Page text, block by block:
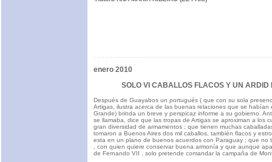
enero 2010
SOLO VI CABALLOS FLACOS Y UN ARDID
Después de Guayabos un portugués ( que con su sola
Artigas, ilustra acerca de las buenas relaciones que se habían
Grande) brinda un breve y perspicaz informe a su gobierno.
se llamaba, dice que las tropas de Artigas se aproximan a los
gran diversidad de armamentos ; que tienen muchas
tomaron a Buenos Aires dos mil caballos, también flacos y
esta en un plano de buenos acuerdos con Paraguay ; que no
, con quien quiere conservar buena armonía y que aunque
de Fernando VII , solo pretende comandar la campaña de